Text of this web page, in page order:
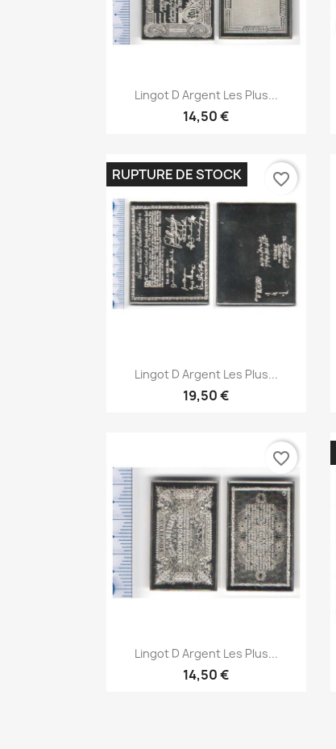
Aperçu rapide
Lingot D Argent Les Plus...
14,50 €
Aperçu rapide
Lingot D Argent Les Plus...
19,50 €
RUPTURE DE STOCK favorite_border
Aperçu rapide
Lingot D Argent Les Plus...
14,50 €
favorite_border